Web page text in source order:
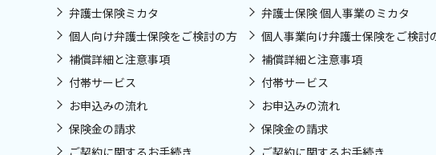
弁護士保険ミカタ
個人向け弁護士保険をご検討の方
補償詳細と注意事項
付帯サービス
お申込みの流れ
保険金の請求
弁護士保険 個人事業のミカタ
個人事業向け弁護士保険をご検討
補償詳細と注意事項
付帯サービス
お申込みの流れ
保険金の請求